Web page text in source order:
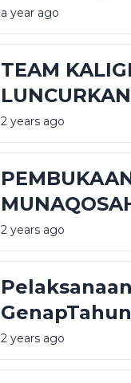
PENGASUH
a year ago
TEAM
2 years ago
2024-2025 M
2 years ago
2 years ago